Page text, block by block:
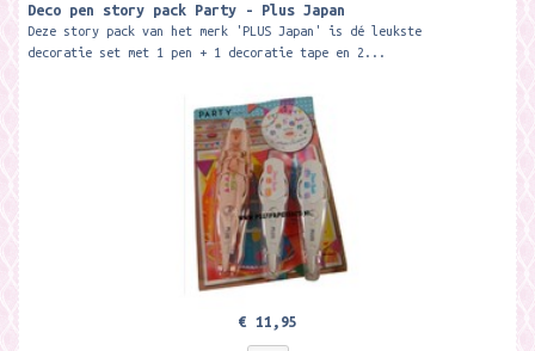
Deco pen story pack Party - Plus Japan
Deze story pack van het merk 'PLUS Japan' is dé leukste
decoratie set met 1 pen + 1 decoratie tape en 2...
€ 11,95